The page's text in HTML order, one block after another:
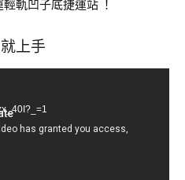
軌凹子底捷運站 ！
上手